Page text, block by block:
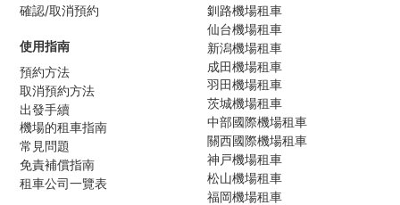
確認/取消預約
使用指南
預約方法
取消預約方法
出發手續
機場的租車指南
常見問題
免責補償指南
租車公司一覽表
釧路機場租車
仙台機場租車
新潟機場租車
成田機場租車
羽田機場租車
茨城機場租車
中部國際機場租車
關西國際機場租車
神戸機場租車
松山機場租車
福岡機場租車